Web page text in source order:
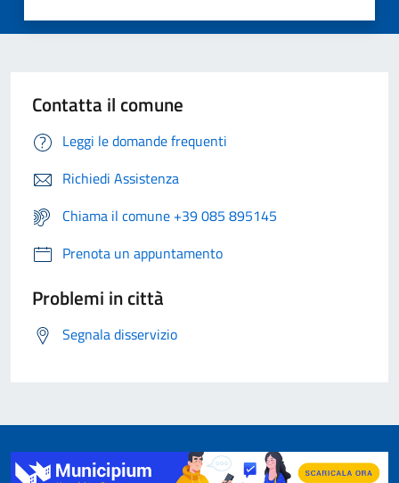
Contatta il comune
Leggi le domande frequenti
Richiedi Assistenza
Chiama il comune +39 085 895145
Prenota un appuntamento
Problemi in città
Segnala disservizio